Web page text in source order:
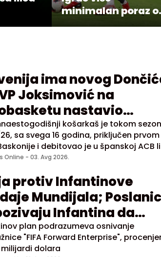
minimalan poraz
Hapoela
ima novog
Joksimović na
nastavio
usponkošarkaš je tokom
sa svega 16 godina, priključen prvom
i debitovao je u španskoj ACB
Online - 03. Avg 2026.
protiv Infantinove
Mundijala;
Infantina da
plan
plan podrazumeva osnivanje
"FIFA Forward Enterprise",
milijardi dolara